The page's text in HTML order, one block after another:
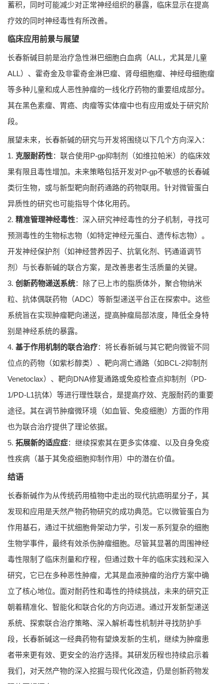
蓄积，同时可能减少对正常神经组织的暴露，临床显示在提高
疗效的同时神经毒性有所改善。
临床应用前景与展望
长春新碱目前是治疗急性淋巴细胞白血病（ALL，尤其是儿童
ALL）、霍奇金及非霍奇金淋巴瘤、肾母细胞瘤、神经母细胞瘤
等多种儿童和成人恶性肿瘤的一线化疗药物的重要组成部分。
其在黑色素瘤、胃癌、肉瘤等实体瘤中也有应用或处于研究阶
段。
展望未来，长春新碱的研究与开发将围绕以下几个方向深入：
1. 克服耐药性：联合使用P-gp抑制剂（如维拉帕米）的临床效
果有限且毒性增加。未来策略包括开发对P-gp不敏感的长春碱
类衍生物，或与新型靶向耐药通路的药物联用。针对微管蛋白
异质性的研究也可能指导个体化用药。
2. 精准管理神经毒性：深入研究神经毒性的分子机制，寻找可
预测毒性的生物标志物（如特定神经元蛋白、遗传标志物）。
开发神经保护剂（如神经营养因子、抗氧化剂、钙通道调节
剂）与长春新碱的联合方案，是改善患者生活质量的关键。
3. 创新药物递送系统：除了已上市的脂质体外，聚合物纳米
粒、抗体偶联药物（ADC）等新型递送平台正在探索中。这些
系统旨在实现肿瘤靶向递送，提高肿瘤局部浓度，降低全身特
别是神经系统的暴露。
4. 基于作用机制的联合治疗：将长春新碱与其它靶向微管不同
位点的药物（如紫杉醇类）、靶向凋亡通路（如BCL-2抑制剂
Venetoclax）、靶向DNA修复通路或免疫检查点抑制剂（PD-
1/PD-L1抗体）等进行理性联合，是提高疗效、克服耐药的重要
途径。其在调节肿瘤微环境（如血管、免疫细胞）方面的作用
也为联合治疗提供了理论依据。
5. 拓展新的适应症：继续探索其在更多实体瘤、以及自身免疫
性疾病（基于其免疫细胞抑制作用）中的潜在价值。
结语
长春新碱作为从传统药用植物中走出的现代抗癌明星分子，其
发现和应用是天然产物药物研究的成功典范。它以微管蛋白为
作用基石，通过干扰细胞骨架动力学，引发一系列复杂的细胞
生物学事件，最终有效杀伤肿瘤细胞。尽管其显著的周围神经
毒性限制了临床剂量和疗程，但通过数十年的临床实践和深入
研究，它已在多种恶性肿瘤，尤其是血液肿瘤的治疗方案中确
立了核心地位。面对耐药性和毒性的持续挑战，未来的研究正
朝着精准化、智能化和联合化的方向迈进。通过开发新型递送
系统、探索联合治疗策略、深入解析毒性机制并寻找防护手
段，长春新碱这一经典药物有望焕发新的生机，继续为肿瘤患
者带来更有效、更安全的治疗选择。其研发历程也持续启示着
我们，对天然产物的深入挖掘与现代化改造，仍是创新药物发